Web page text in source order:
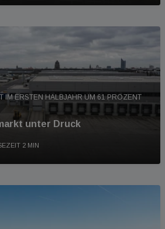
IM ERSTEN HALBJAHR UM 61 PROZENT
unter Druck
2 MIN